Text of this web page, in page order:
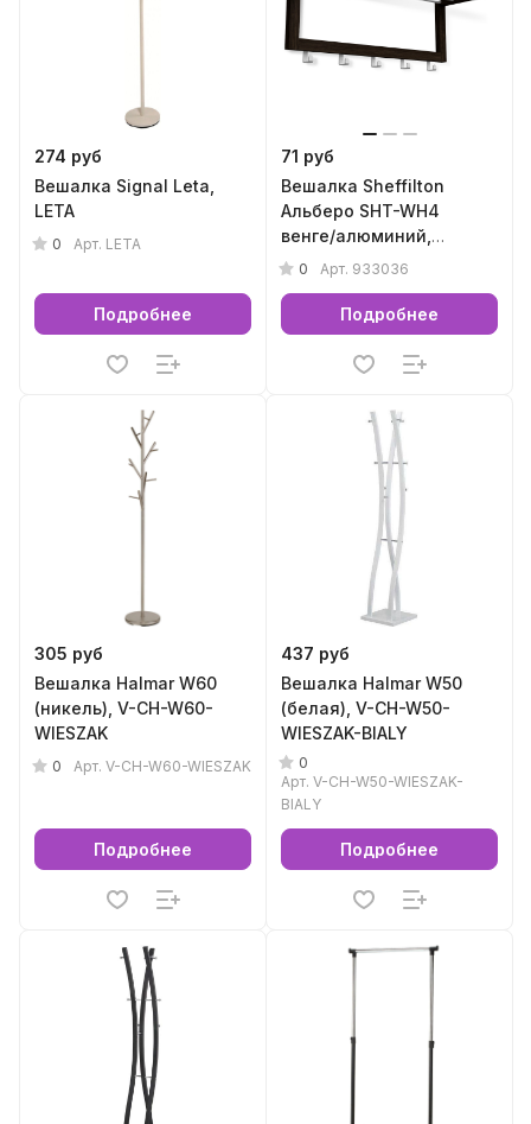
274 руб
Вешалка Signal Leta,
LETA
0 Арт. LETA
Подробнее
71 руб
Вешалка Sheffilton
Альберо SHT-WH4
венге/алюминий,
933036
0 Арт. 933036
Подробнее
305 руб
Вешалка Halmar W60
(никель), V-CH-W60-
WIESZAK
0 Арт. V-CH-W60-WIESZAK
Подробнее
437 руб
Вешалка Halmar W50
(белая), V-CH-W50-
WIESZAK-BIALY
0
Арт. V-CH-W50-WIESZAK-
BIALY
Подробнее